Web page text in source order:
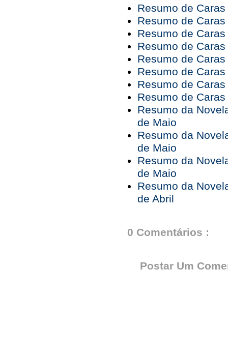
Resumo de
Resumo de
Resumo de
Resumo de
Resumo de
Resumo de
Resumo de
Resumo de
Resumo da
de Maio
Resumo da
de Maio
Resumo da
de Maio
Resumo da
de Abril
0 Comentários :
Postar Um